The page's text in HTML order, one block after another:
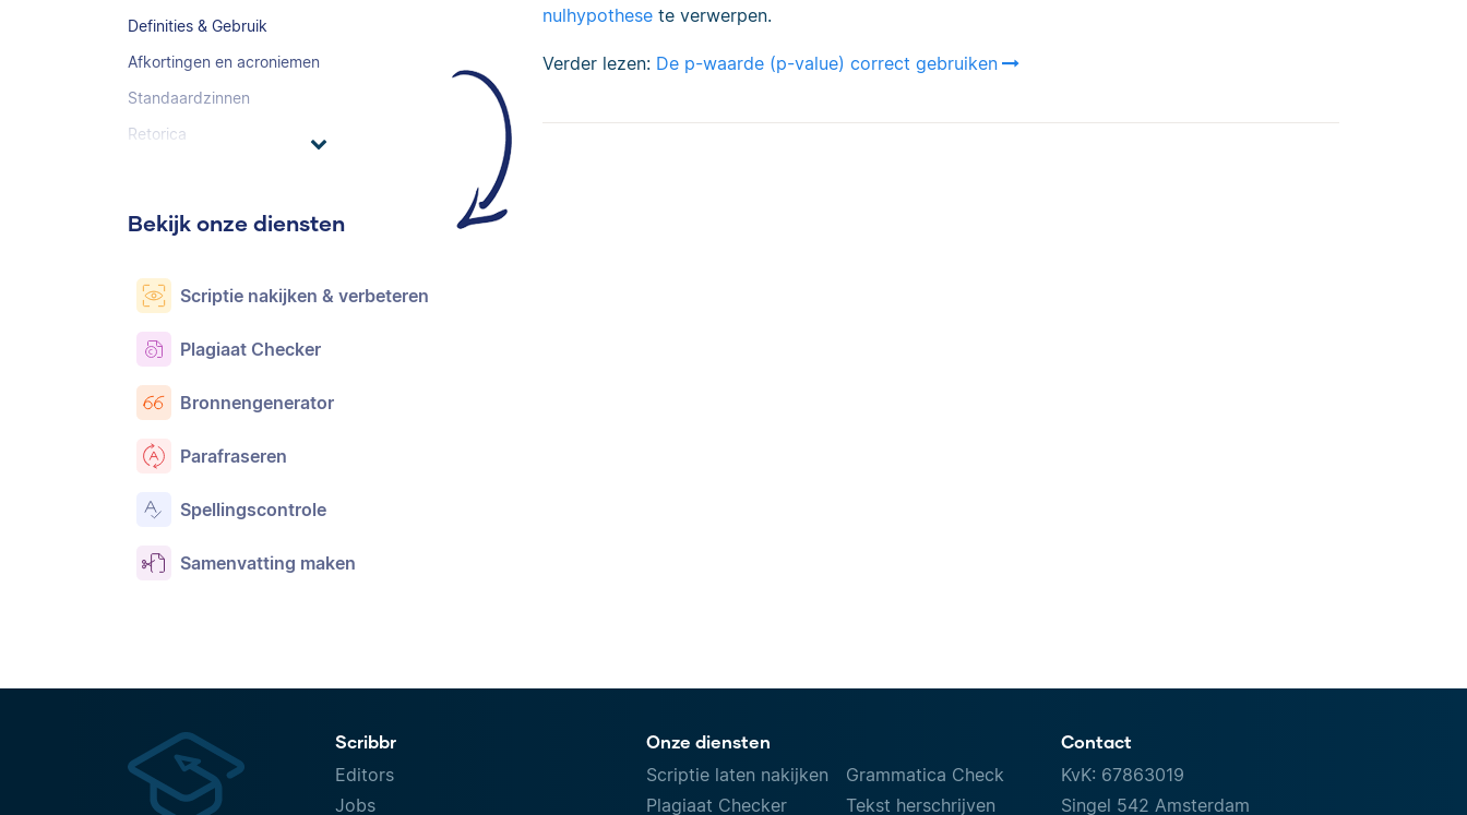
Definities & Gebruik
Afkortingen en acroniemen
Standaardzinnen
Retorica
Bekijk onze diensten
Scriptie nakijken & verbeteren
Plagiaat Checker
Bronnengenerator
Parafraseren
Spellingscontrole
Samenvatting maken
nulhypothese te verwerpen.
Verder lezen: De p-waarde (p-value) correct gebruiken
Scribbr
Editors
Jobs
Onze diensten
Scriptie laten nakijken
Plagiaat Checker
Grammatica Check
Tekst herschrijven
Contact
KvK: 67863019
Singel 542 Amsterdam